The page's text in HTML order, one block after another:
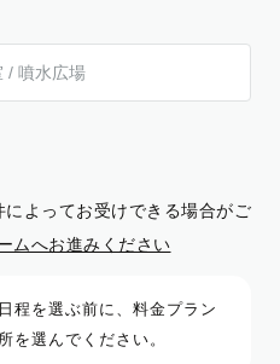
よってお受けできる場合がご
ムへお進みください
程を選ぶ前に、料金プラン
を選んでください。